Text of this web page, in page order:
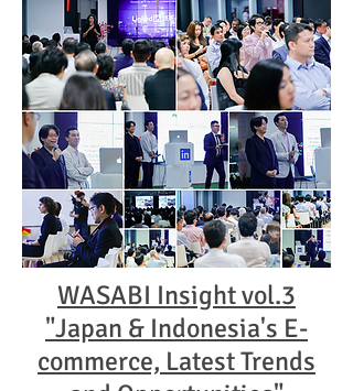
WASABI Insight vol.3
"Japan & Indonesia's E-
commerce, Latest Trends